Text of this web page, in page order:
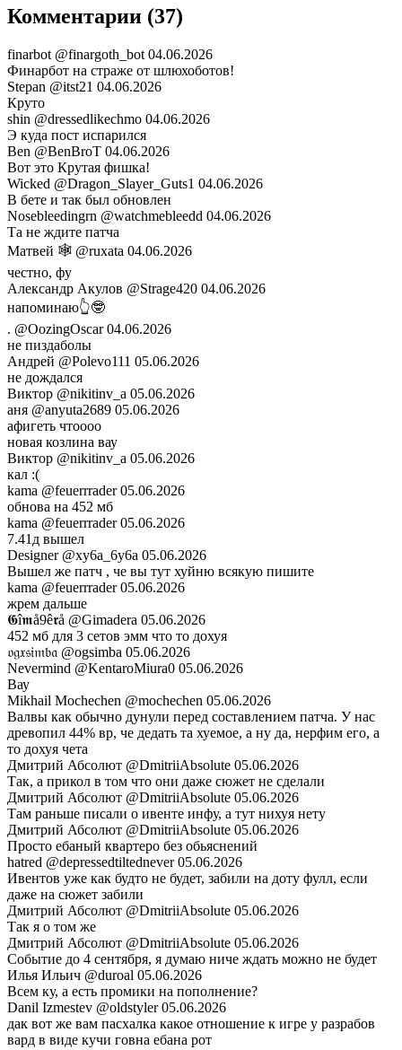
Комментарии (37)
finarbot @finargoth_bot 04.06.2026
Финарбот на страже от шлюхоботов!
Stepan @itst21 04.06.2026
Круто
shin @dressedlikechmo 04.06.2026
Э куда пост испарился
Ben @BenBroT 04.06.2026
Вот это Крутая фишка!
Wicked @Dragon_Slayer_Guts1 04.06.2026
В бете и так был обновлен
Nosebleedingrn @watchmebleedd 04.06.2026
Та не ждите патча
Матвей 🕸️ @ruxata 04.06.2026
честно, фу
Александр Акулов @Strage420 04.06.2026
напоминаю👆🤓
. @OozingOscar 04.06.2026
не пиздаболы
Андрей @Polevo111 05.06.2026
не дождался
Виктор @nikitinv_a 05.06.2026
аня @anyuta2689 05.06.2026
афигеть чтоооо
новая козлина вау
Виктор @nikitinv_a 05.06.2026
кал :(
kama @feuerrrader 05.06.2026
обнова на 452 мб
kama @feuerrrader 05.06.2026
7.41д вышел
Designer @xy6a_6y6a 05.06.2026
Вышел же патч , че вы тут хуйню всякую пишите
kama @feuerrrader 05.06.2026
жрем дальше
𝕲î𝖒å9ê𝖗å @Gimadera 05.06.2026
452 мб для 3 сетов эмм что то дохуя
𝔬𝔤𝔵𝔰𝔦𝔪𝔟𝔞 @ogsimba 05.06.2026
Nevermind @KentaroMiura0 05.06.2026
Вау
Mikhail Mochechen @mochechen 05.06.2026
Валвы как обычно дунули перед составлением патча. У нас
древопил 44% вр, че дедать та хуемое, а ну да, нерфим его, а
то дохуя чета
Дмитрий Абсолют @DmitriiAbsolute 05.06.2026
Так, а прикол в том что они даже сюжет не сделали
Дмитрий Абсолют @DmitriiAbsolute 05.06.2026
Там раньше писали о ивенте инфу, а тут нихуя нету
Дмитрий Абсолют @DmitriiAbsolute 05.06.2026
Просто ебаный квартеро без обьяснений
hatred @depressedtiltednever 05.06.2026
Ивентов уже как будто не будет, забили на доту фулл, если
даже на сюжет забили
Дмитрий Абсолют @DmitriiAbsolute 05.06.2026
Так я о том же
Дмитрий Абсолют @DmitriiAbsolute 05.06.2026
Событие до 4 сентября, я думаю ниче ждать можно не будет
Илья Ильич @duroal 05.06.2026
Всем ку, а есть промики на пополнение?
Danil Izmestev @oldstyler 05.06.2026
дак вот же вам пасхалка какое отношение к игре у разрабов
вард в виде кучи говна ебана рот